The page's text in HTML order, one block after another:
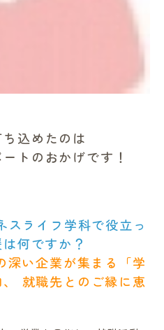
込めたのは
トのおかげです！
スライフ学科で役立っ
何ですか？
深い企業が集まる「学
就職先とのご縁に恵